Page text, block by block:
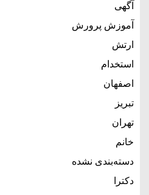
آگهی
آموزش پرورش
ارتش
استخدام
اصفهان
تبریز
تهران
خانم
دسته‌بندی نشده
دکترا